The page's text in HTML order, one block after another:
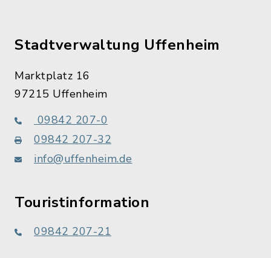
Stadtverwaltung Uffenheim
Marktplatz 16
97215 Uffenheim
09842 207-0
09842 207-32
info@uffenheim.de
Touristinformation
09842 207-21